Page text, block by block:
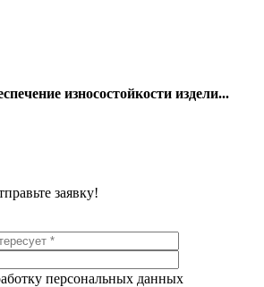
износостойкости издели...
заявку!
персональных данных